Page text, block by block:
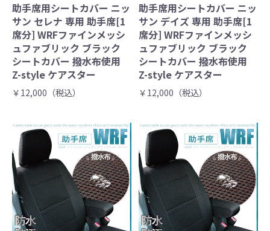
助手席用シートカバー ニッ
サン セレナ 専用 助手席[1
席分] WRFファインメッシ
ュファブリック ブラック
シートカバー 撥水布使用
Z-style ケアスター
￥12,000（税込）
助手席用シートカバー ニッ
サン デイズ 専用 助手席[1
席分] WRFファインメッシ
ュファブリック ブラック
シートカバー 撥水布使用
Z-style ケアスター
￥12,000（税込）